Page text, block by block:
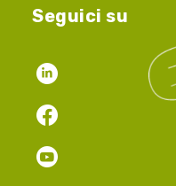
Seguici su